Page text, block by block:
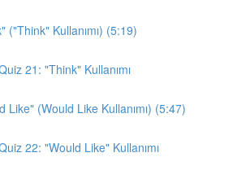
("Think" Kullanımı) (5:19)
21: "Think" Kullanımı
Like" (Would Like Kullanımı) (5:47)
22: "Would Like" Kullanımı